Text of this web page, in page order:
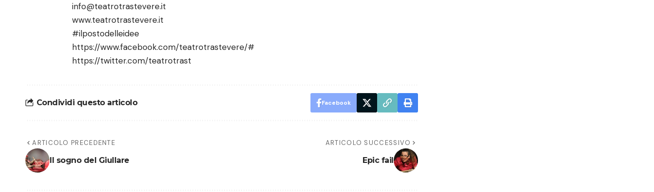
info@teatrotrastevere.it
www.teatrotrastevere.it
#ilpostodelleidee
https://www.facebook.com/teatrotrastevere/#
https://twitter.com/teatrotrast
Condividi questo articolo Facebook
ARTICOLO PRECEDENTE
Il sogno del Giullare
ARTICOLO SUCCESSIVO
Epic fail